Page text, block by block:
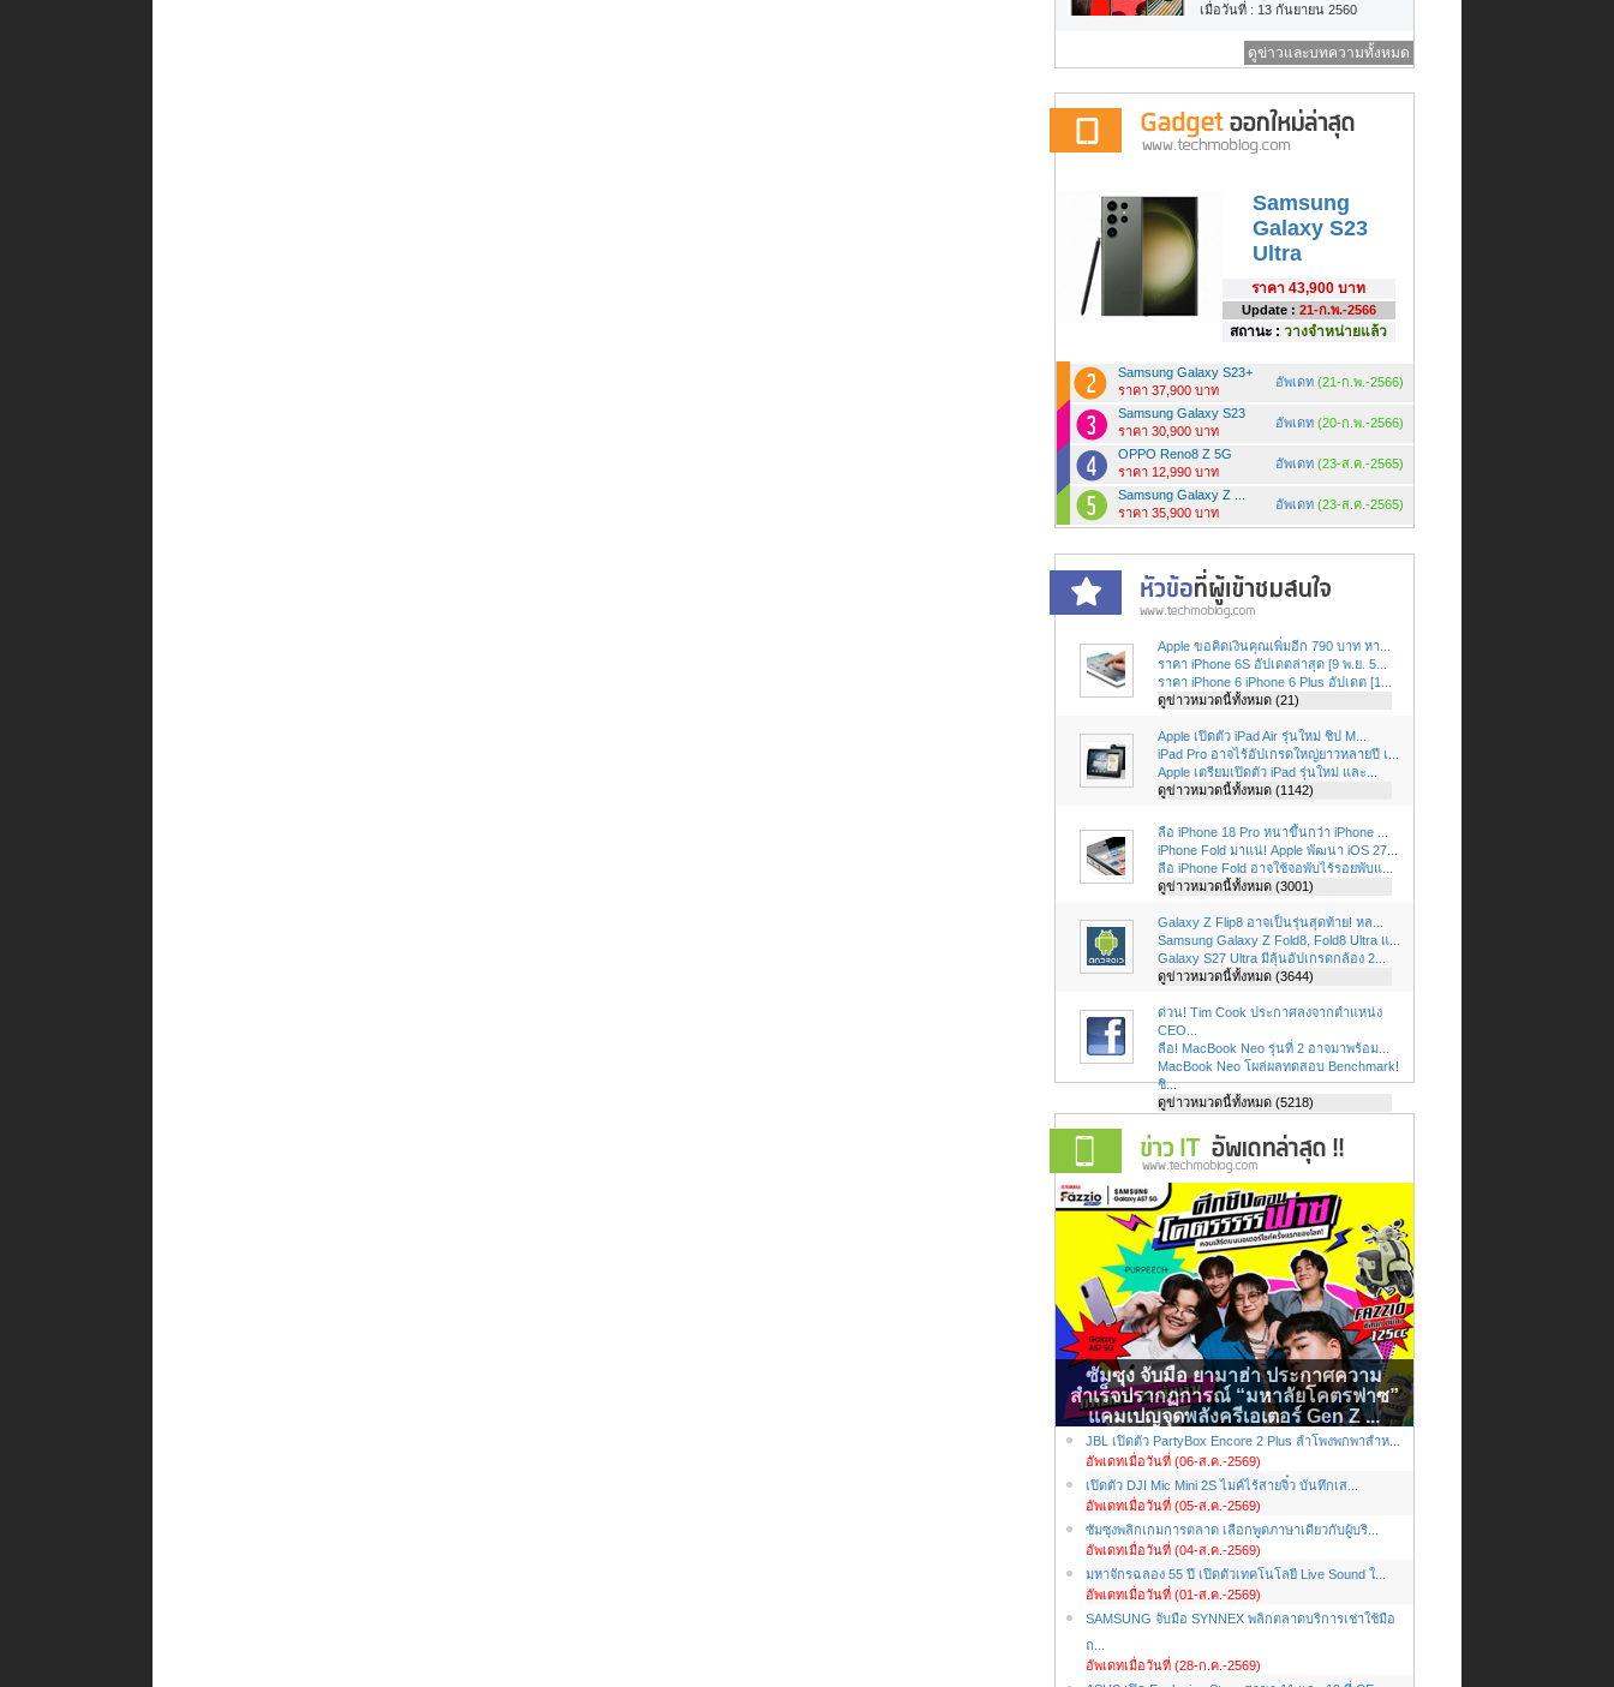
เมื่อวันที่ : 13 กันยายน 2560
ดูข่าวและบทความทั้งหมด
Samsung
Galaxy S23
Ultra
ราคา 43,900 บาท
Update : 21-ก.พ.-2566
สถานะ : วางจำหน่ายแล้ว
Samsung Galaxy S23+
ราคา 37,900 บาท
อัพเดท (21-ก.พ.-2566)
Samsung Galaxy S23
ราคา 30,900 บาท
อัพเดท (20-ก.พ.-2566)
OPPO Reno8 Z 5G
ราคา 12,990 บาท
อัพเดท (23-ส.ค.-2565)
Samsung Galaxy Z ...
ราคา 35,900 บาท
อัพเดท (23-ส.ค.-2565)
Apple ขอคิดเงินคุณเพิ่มอีก 790 บาท หา...
ราคา iPhone 6S อัปเดตล่าสุด [9 พ.ย. 5...
ราคา iPhone 6 iPhone 6 Plus อัปเดต [1...
ดูข่าวหมวดนี้ทั้งหมด (21)
Apple เปิดตัว iPad Air รุ่นใหม่ ชิป M...
iPad Pro อาจไร้อัปเกรดใหญ่ยาวหลายปี เ...
Apple เตรียมเปิดตัว iPad รุ่นใหม่ และ...
ดูข่าวหมวดนี้ทั้งหมด (1142)
ลือ iPhone 18 Pro หนาขึ้นกว่า iPhone ...
iPhone Fold มาแน่! Apple พัฒนา iOS 27...
ลือ iPhone Fold อาจใช้จอพับไร้รอยพับแ...
ดูข่าวหมวดนี้ทั้งหมด (3001)
Galaxy Z Flip8 อาจเป็นรุ่นสุดท้าย! หล...
Samsung Galaxy Z Fold8, Fold8 Ultra แ...
Galaxy S27 Ultra มีลุ้นอัปเกรดกล้อง 2...
ดูข่าวหมวดนี้ทั้งหมด (3644)
ด่วน! Tim Cook ประกาศลงจากตำแหน่ง
CEO...
ลือ! MacBook Neo รุ่นที่ 2 อาจมาพร้อม...
MacBook Neo โผล่ผลทดสอบ Benchmark!
ชิ...
ดูข่าวหมวดนี้ทั้งหมด (5218)
ซัมซุง จับมือ ยามาฮ่า ประกาศความ
สำเร็จปรากฏการณ์ “มหาลัยโคตรฟาซ”
แคมเปญจุดพลังครีเอเตอร์ Gen Z ...
JBL เปิดตัว PartyBox Encore 2 Plus ลำโพงพกพาสำห...
อัพเดทเมื่อวันที่ (06-ส.ค.-2569)
เปิดตัว DJI Mic Mini 2S ไมค์ไร้สายจิ๋ว บันทึกเส...
อัพเดทเมื่อวันที่ (05-ส.ค.-2569)
ซัมซุงพลิกเกมการตลาด เลือกพูดภาษาเดียวกับผู้บริ...
อัพเดทเมื่อวันที่ (04-ส.ค.-2569)
มหาจักรฉลอง 55 ปี เปิดตัวเทคโนโลยี Live Sound ใ...
อัพเดทเมื่อวันที่ (01-ส.ค.-2569)
SAMSUNG จับมือ SYNNEX พลิกตลาดบริการเช่าใช้มือ
ถ...
อัพเดทเมื่อวันที่ (28-ก.ค.-2569)